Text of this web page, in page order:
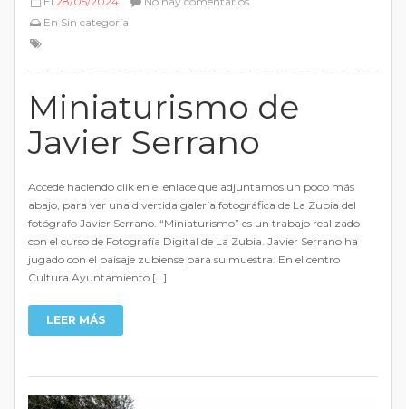
En Sin categoría
Miniaturismo de
Javier Serrano
Accede haciendo clik en el enlace que adjuntamos un poco más
abajo, para ver una divertida galería fotográfica de La Zubia del
fotógrafo Javier Serrano. “Miniaturismo” es un trabajo realizado
con el curso de Fotografía Digital de La Zubia. Javier Serrano ha
jugado con el paisaje zubiense para su muestra. En el centro
Cultura Ayuntamiento […]
LEER MÁS